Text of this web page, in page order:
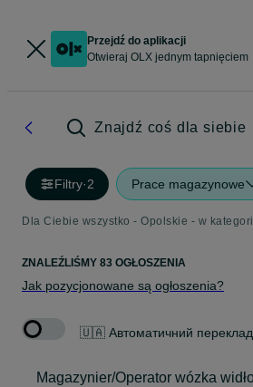
Przejdź do aplikacji
Otwieraj OLX jednym tapnięciem
Znajdź coś dla siebie
Filtry·2 Prace magazynowe
ZNALEŹLIŚMY 83 OGŁOSZENIA
Jak pozycjonowane są ogłoszenia?
🇺🇦 Автоматичний переклад
Magazynier/Operator wózka